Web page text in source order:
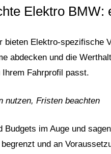
Elektro BMW:
Elektro-spezifische
abdecken und die
Fahrprofil passt.
nutzen, Fristen beachten
im Auge und
und an